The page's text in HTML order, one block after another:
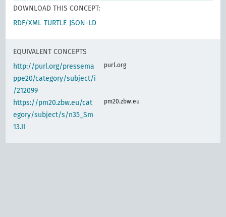
DOWNLOAD THIS CONCEPT:
RDF/XML TURTLE JSON-LD
EQUIVALENT CONCEPTS
http://purl.org/pressema
ppe20/category/subject/i
/212099
purl.org
https://pm20.zbw.eu/cat
egory/subject/s/n35_Sm
13.II
pm20.zbw.eu